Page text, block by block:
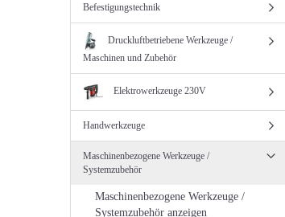
Befestigungstechnik
Druckluftbetriebene Werkzeuge /
Maschinen und Zubehör
Elektrowerkzeuge 230V
Handwerkzeuge
Maschinenbezogene Werkzeuge /
Systemzubehör
Maschinenbezogene Werkzeuge /
Systemzubehör anzeigen